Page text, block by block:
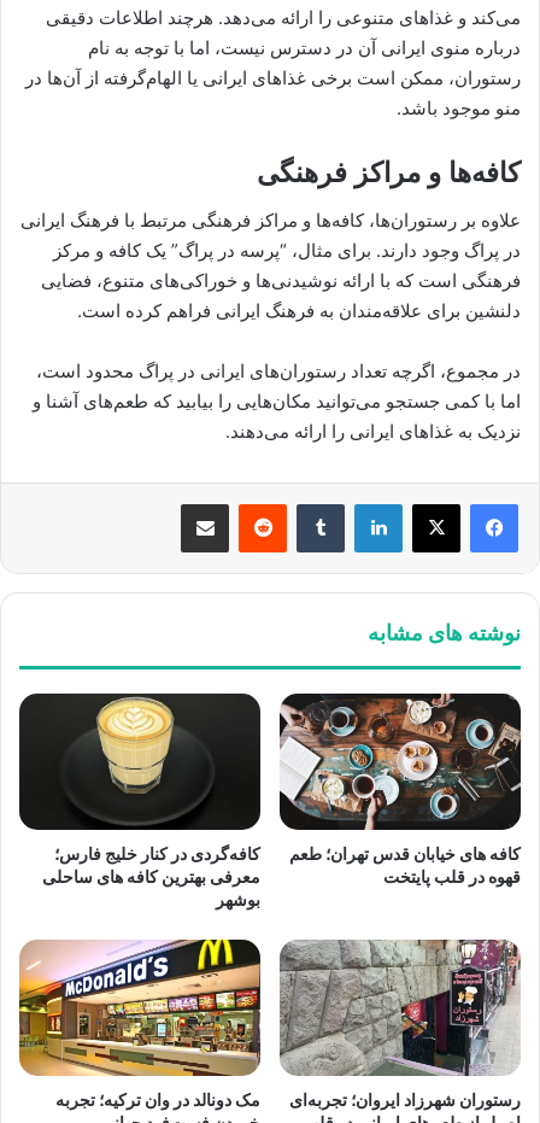
می‌کند و غذاهای متنوعی را ارائه می‌دهد. هرچند اطلاعات دقیقی
درباره منوی ایرانی آن در دسترس نیست، اما با توجه به نام
رستوران، ممکن است برخی غذاهای ایرانی یا الهام‌گرفته از آن‌ها در
منو موجود باشد.
کافه‌ها و مراکز فرهنگی
علاوه بر رستوران‌ها، کافه‌ها و مراکز فرهنگی مرتبط با فرهنگ ایرانی
در پراگ وجود دارند. برای مثال، “پرسه در پراگ” یک کافه و مرکز
فرهنگی است که با ارائه نوشیدنی‌ها و خوراکی‌های متنوع، فضایی
دلنشین برای علاقه‌مندان به فرهنگ ایرانی فراهم کرده است.
در مجموع، اگرچه تعداد رستوران‌های ایرانی در پراگ محدود است،
اما با کمی جستجو می‌توانید مکان‌هایی را بیابید که طعم‌های آشنا و
نزدیک به غذاهای ایرانی را ارائه می‌دهند.
لینکدین ‫تامبلر ‫رددیت اشتراک گذاری از طریق ایمیل
نوشته های مشابه
کافه های خیابان قدس تهران؛ طعم
قهوه در قلب پایتخت
کافه‌گردی در کنار خلیج فارس؛
معرفی بهترین کافه های ساحلی
بوشهر
رستوران شهرزاد ایروان؛ تجربه‌ای
مک دونالد در وان ترکیه؛ تجربه